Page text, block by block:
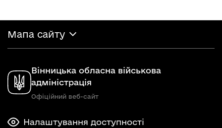
Мапа сайту
Вінницька обласна військова
адміністрація
Офіційний веб-сайт
Налаштування доступності